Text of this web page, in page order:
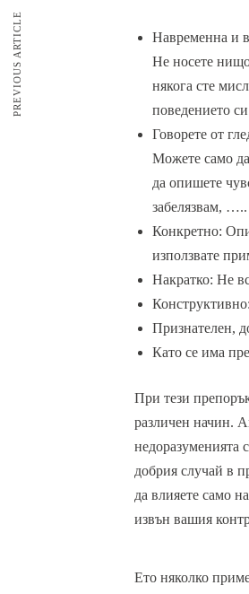
Навременна и
Не носете нищо
някога сте
поведението
Говорете от
Можете само
да опишете
забелязвам, …..
Конкретно:
използвате
Накратко: Не
Признателен,
Като се има
При тези
различен начин.
недоразуменията
добрия случай в
да влияете само
извън вашия
Ето няколко
PREVIOUS ARTICLE